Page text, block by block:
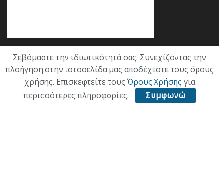
Κατηγορίες
ΕΠΙΚΑΙΡΟΤΗΤΑ
Σεβόμαστε την ιδιωτικότητά σας. Συνεχίζοντας την
πλοήγηση στην ιστοσελίδα μας αποδέχεστε τους όρους
χρήσης. Επισκεφτείτε τους Όρους Χρήσης για
περισσότερες πληροφορίες.
Συμφωνώ